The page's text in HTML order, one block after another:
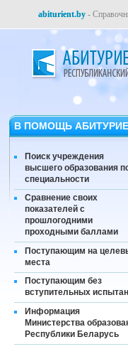
abiturient.by -
В ПОМОЩЬ
Поиск учреждения
высшего образования
специальности
Сравнение своих
показателей с
прошлогодними
проходными баллами
Поступающим на
места
Поступающим без
вступительных
Информация
Министерства
Республики Беларусь